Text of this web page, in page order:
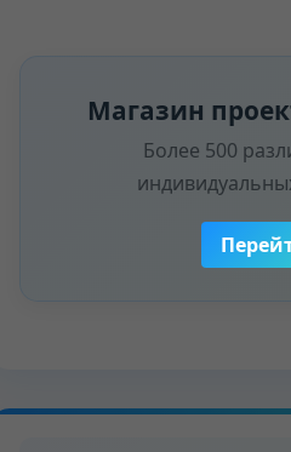
Магазин
Более 500